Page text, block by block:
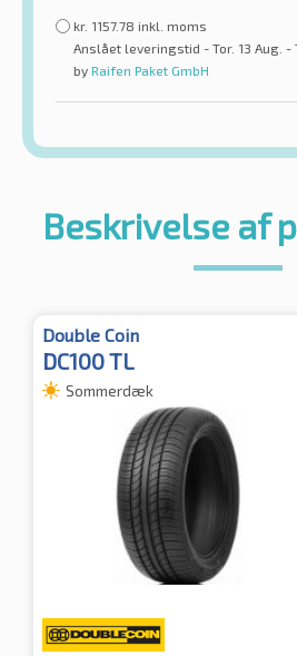
kr. 1157.78 inkl. moms
Anslået leveringstid - Tor. 13 Aug. -
by Raifen Paket GmbH
Beskrivelse af
Double Coin
DC100 TL
Sommerdæk